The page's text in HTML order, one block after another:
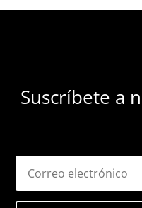
Suscríbete a